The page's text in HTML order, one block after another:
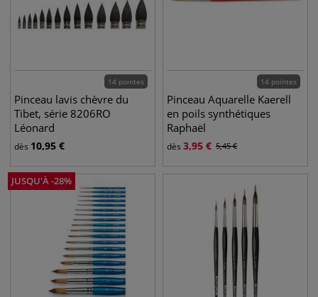
14 pointes
Pinceau lavis chèvre du
Tibet, série 8206RO
Léonard
dès 10,95 €
14 pointes
Pinceau Aquarelle Kaerell
en poils synthétiques
Raphaël
dès 3,95 € 5,45€
JUSQU'À-28%